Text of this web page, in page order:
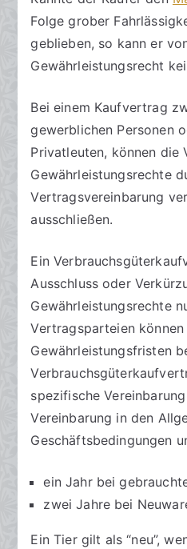
k
R
e
h
s
a
n
w
ä
t
e
v
e
r
f
e
n
t
l
i
h
t
a
m
.
F
e
b
u
a
2
m
m
e
t
r
e
zu
Ausschluss
der
beim
Tierkauf
Folge grober
geblieben, so kann er
Gewährleistungsrecht
Bei einem Kaufvertrag
gewerblichen Personen
Privatleuten, können die
Gewährleistungsrechte
Vertragsvereinbarung
ausschließen.
Ein
Ausschluss oder
Gewährleistungsrechte
Vertragsparteien
Gewährleistungsfristen
spezifische
Vereinbarung in den
Geschäftsbedingungen
ein Jahr bei
zwei Jahre bei
Ein Tier gilt als “neu”,